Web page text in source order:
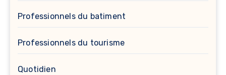
Professionnels du batiment
Professionnels du tourisme
Quotidien